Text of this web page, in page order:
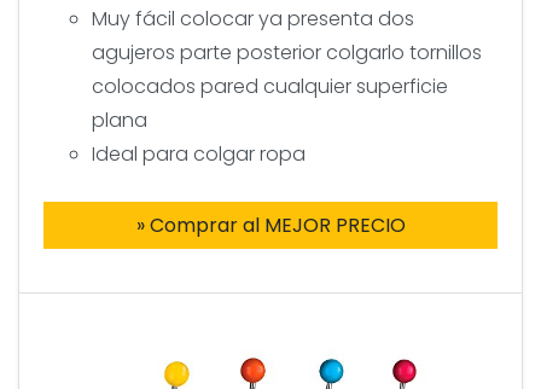
Muy fácil colocar ya presenta dos
agujeros parte posterior colgarlo tornillos
colocados pared cualquier superficie
plana
Ideal para colgar ropa
» Comprar al MEJOR PRECIO